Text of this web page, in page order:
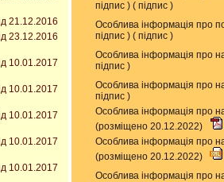
21.12.2016
23.12.2016
10.01.2017
10.01.2017
10.01.2017
10.01.2017
10.01.2017
підпис ) ( підпис )
Особлива інформація про
підпис ) ( підпис )
Особлива інформація про
підпис )
Особлива інформація про
підпис )
Особлива інформація про
(розміщено 20.12.2022)
Особлива інформація про
(розміщено 20.12.2022)
Особлива інформація про